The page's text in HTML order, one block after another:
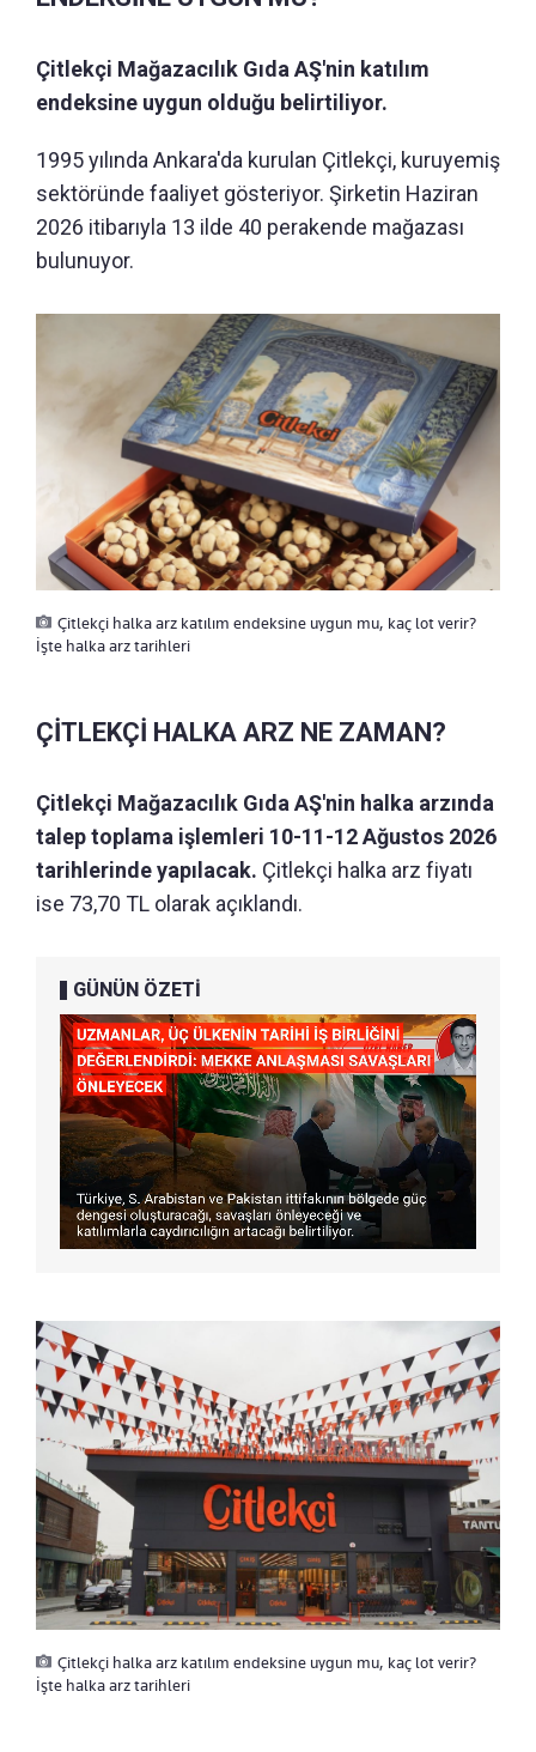
Çitlekçi Mağazacılık Gıda AŞ'nin katılım
endeksine uygun olduğu belirtiliyor.
1995 yılında Ankara'da kurulan Çitlekçi, kuruyemiş
sektöründe faaliyet gösteriyor. Şirketin Haziran
2026 itibarıyla 13 ilde 40 perakende mağazası
bulunuyor.
Çitlekçi halka arz katılım endeksine uygun mu, kaç lot verir?
İşte halka arz tarihleri
ÇİTLEKÇİ HALKA ARZ NE ZAMAN?
Çitlekçi Mağazacılık Gıda AŞ'nin halka arzında
talep toplama işlemleri 10-11-12 Ağustos 2026
tarihlerinde yapılacak. Çitlekçi halka arz fiyatı
ise 73,70 TL olarak açıklandı.
GÜNÜN ÖZETİ
Çitlekçi halka arz katılım endeksine uygun mu, kaç lot verir?
İşte halka arz tarihleri